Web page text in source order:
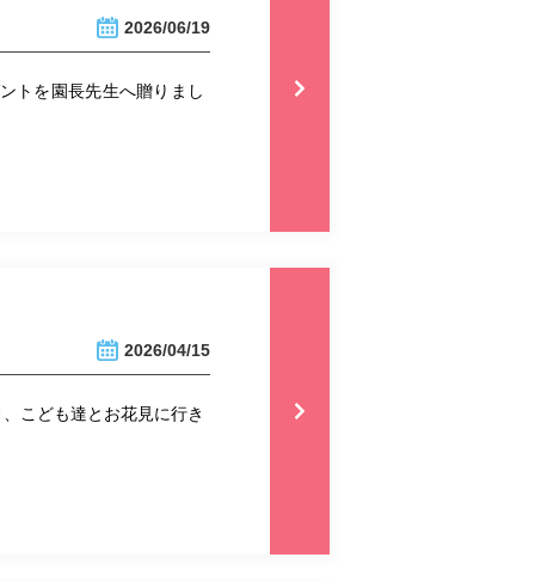
2026/06/19
トを園長先生へ贈りまし
2026/04/15
こども達とお花見に行き